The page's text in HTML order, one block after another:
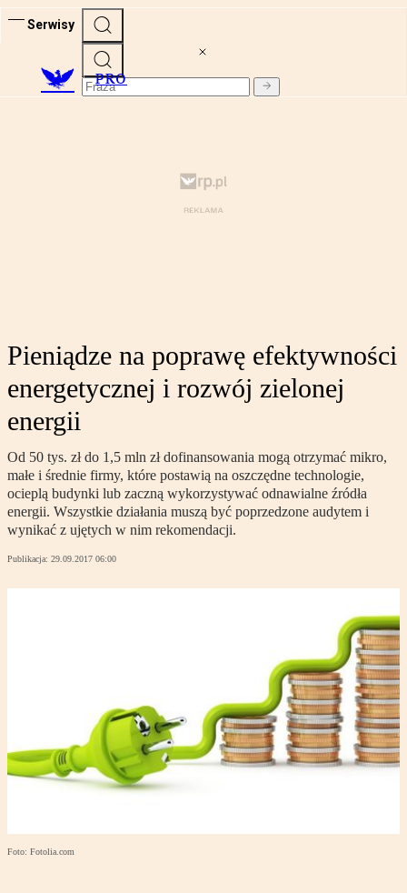
Serwisy
PRO
Pieniądze na poprawę efektywności
energetycznej i rozwój zielonej
energii
Od 50 tys. zł do 1,5 mln zł dofinansowania mogą otrzymać mikro,
małe i średnie firmy, które postawią na oszczędne technologie,
ocieplą budynki lub zaczną wykorzystywać odnawialne źródła
energii. Wszystkie działania muszą być poprzedzone audytem i
wynikać z ujętych w nim rekomendacji.
Publikacja: 29.09.2017 06:00
Foto: Fotolia.com